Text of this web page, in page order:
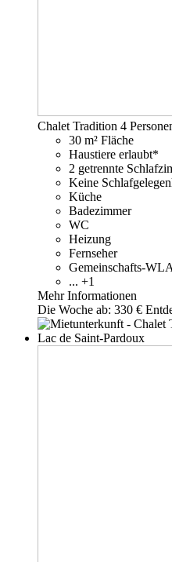
Chalet Tradition 4
30 m² Fläche
Haustiere erlaubt*
2 getrennte
Keine
Küche
Badezimmer
WC
Heizung
Fernseher
Gemeinschafts-
... +1
Mehr Informationen
Die Woche ab: 330 €